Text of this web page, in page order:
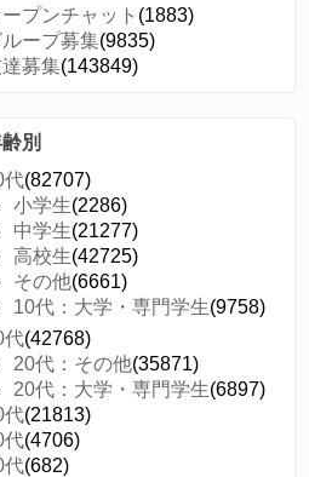
プンチャット (1883)
ループ募集(9835)
募集(143849)
別
代(82707)
小学生(2286)
中学生(21277)
高校生(42725)
その他(6661)
10代：大学・専門学生(9758)
代(42768)
20代：その他(35871)
20代：大学・専門学生(6897)
代(21813)
代(4706)
代(682)